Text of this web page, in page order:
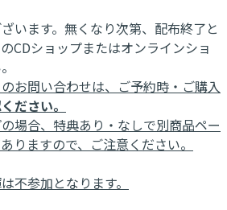
います。無くなり次第、配布終了と
CDショップまたはオンラインショ
お問い合わせは、ご予約時・ご購入
ださい。
場合、特典あり・なしで別商品ペー
りますので、ご注意ください。
不参加となります。